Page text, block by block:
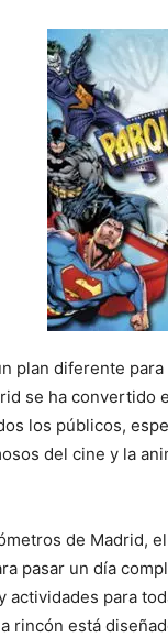
plan diferente
se ha convertido
los públicos,
del cine y la
de Madrid,
pasar un día
actividades para
rincón está